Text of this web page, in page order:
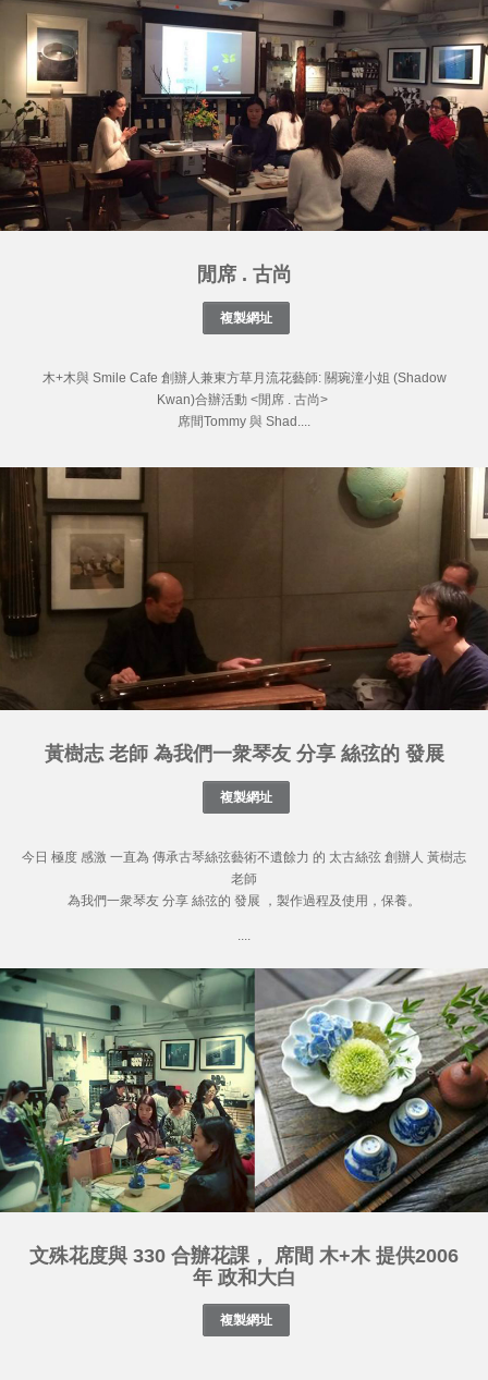
閒席 . 古尚
木+木與 Smile Cafe 創辦人兼東方草月流花藝師: 關琬潼小姐 (Shadow
Kwan)合辦活動 <閒席 . 古尚>
席間Tommy 與 Shad....
黃樹志 老師 為我們一衆琴友 分享 絲弦的 發展
今日 極度 感激 一直為 傳承古琴絲弦藝術不遺餘力 的 太古絲弦 創辦人 黃樹志
老師
為我們一衆琴友 分享 絲弦的 發展 ，製作過程及使用，保養。
....
文殊花度與 330 合辦花課， 席間 木+木 提供2006
年 政和大白